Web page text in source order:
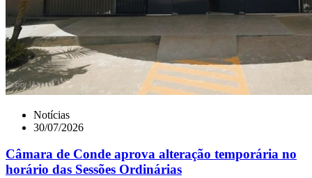
Notícias
30/07/2026
Câmara de Conde aprova alteração temporária no
horário das Sessões Ordinárias